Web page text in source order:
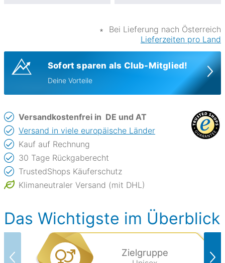
∗
Bei Lieferung nach Österreich
Lieferzeiten pro Land
Sofort sparen als Club-Mitglied!
Deine Vorteile
Versandkostenfrei in DE und AT
Versand in viele europäische Länder
Kauf auf Rechnung
30 Tage Rückgaberecht
TrustedShops Käuferschutz
Klimaneutraler Versand (mit DHL)
Das Wichtigste im Überblick
Zielgruppe